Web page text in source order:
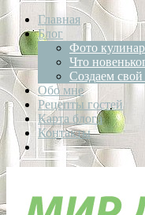
Главная
Блог
Фото
Что
Создаем свой
Обо мне
Рецепты гостей
Карта блога
Контакты